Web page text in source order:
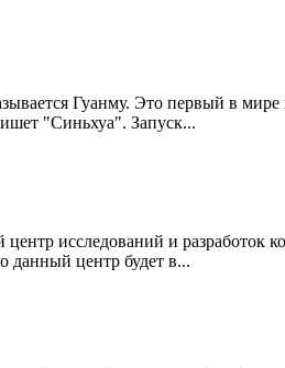
Гуанму. Это первый в
"Синьхуа". Запуск...
исследований и разработок
данный центр будет в...